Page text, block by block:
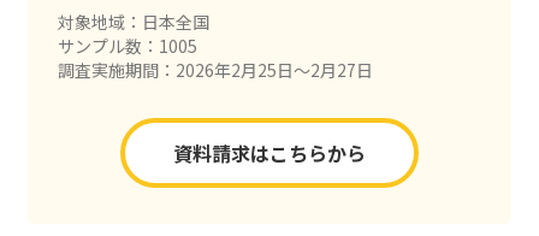
対象地域：日本全国
サンプル数：1005
調査実施期間：2026年2月25日〜2月27日
資料請求はこちらから